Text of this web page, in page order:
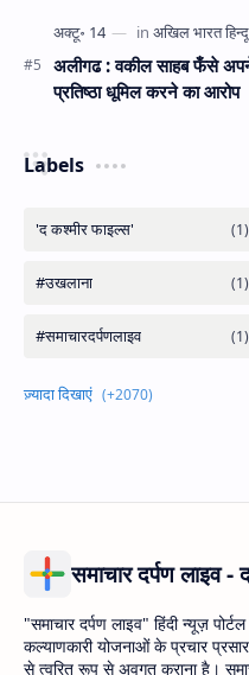
अलीगढ : वकील साहब फँसे अपने
प्रतिष्ठा धूमिल करने का आरोप
Labels
समाचार दर्पण लाइव -
"समाचार दर्पण लाइव" हिंदी न्यूज़
कल्याणकारी योजनाओं के प्रचार
से त्वरित रूप से अवगत कराना है।